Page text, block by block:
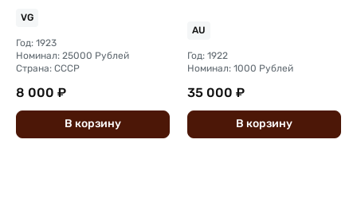
VG
Год: 1923
Номинал: 25000 Рублей
Страна: СССР
8 000 ₽
В корзину
AU
Год: 1922
Номинал: 1000 Рублей
35 000 ₽
В корзину